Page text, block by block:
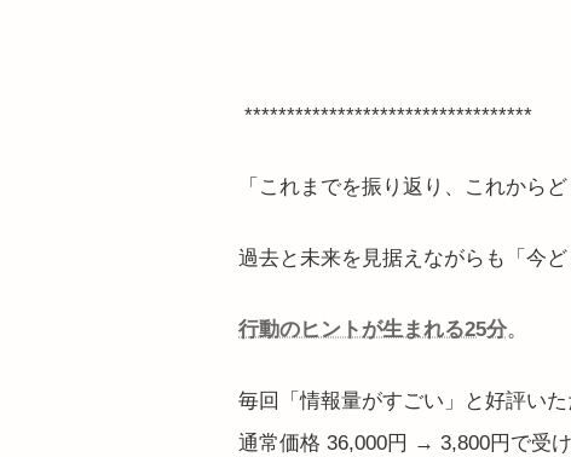
**********************************
「これまでを振り返り、これからど
過去と未来を見据えながらも「今ど
行動のヒントが生まれる25分。
毎回「情報量がすごい」と好評いた
通常価格 36,000円 → 3,800円で受け